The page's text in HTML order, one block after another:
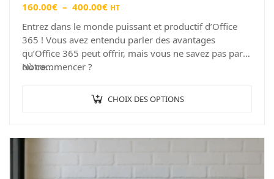
160.00€ – 400.00€ HT
Entrez dans le monde puissant et productif d’Office
365 ! Vous avez entendu parler des avantages
qu’Office 365 peut offrir, mais vous ne savez pas par
où commencer ?
Notre…
CHOIX DES OPTIONS